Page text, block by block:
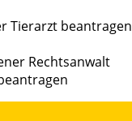
Tierarzt beantragen
Rechtsanwalt